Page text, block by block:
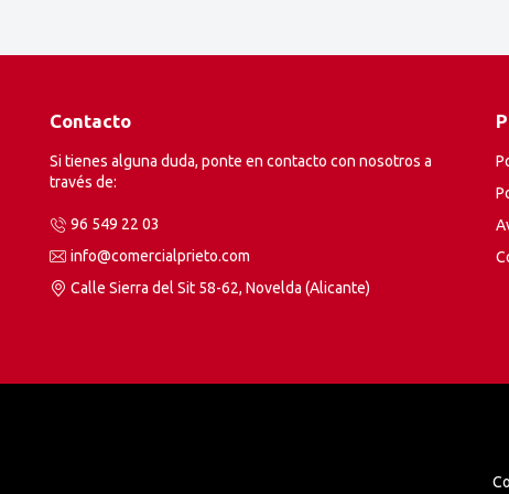
Contacto
Si tienes alguna duda, ponte en contacto con nosotros a
través de:
96 549 22 03
info@comercialprieto.com
Calle Sierra del Sit 58-62, Novelda (Alicante)